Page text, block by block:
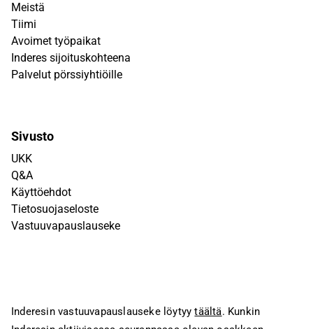
Meistä
Tiimi
Avoimet työpaikat
Inderes sijoituskohteena
Palvelut pörssiyhtiöille
Sivusto
UKK
Q&A
Käyttöehdot
Tietosuojaseloste
Vastuuvapauslauseke
Inderesin vastuuvapauslauseke löytyytäältä. Kunkin